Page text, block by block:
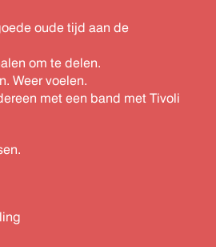
oude tijd aan de
om te delen.
Weer voelen.
met een band met Tivoli